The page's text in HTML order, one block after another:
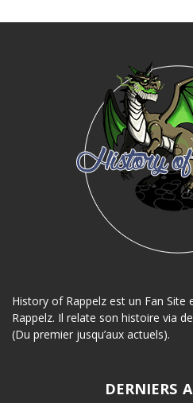
History of Rappelz est un Fan Site
Rappelz. Il relate son histoire via
(Du premier jusqu’aux actuels).
DERNIERS